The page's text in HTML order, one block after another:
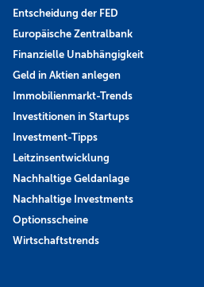
Entscheidung der FED
Europäische Zentralbank
Finanzielle Unabhängigkeit
Geld in Aktien anlegen
Immobilienmarkt-Trends
Investitionen in Startups
Investment-Tipps
Leitzinsentwicklung
Nachhaltige Geldanlage
Nachhaltige Investments
Optionsscheine
Wirtschaftstrends